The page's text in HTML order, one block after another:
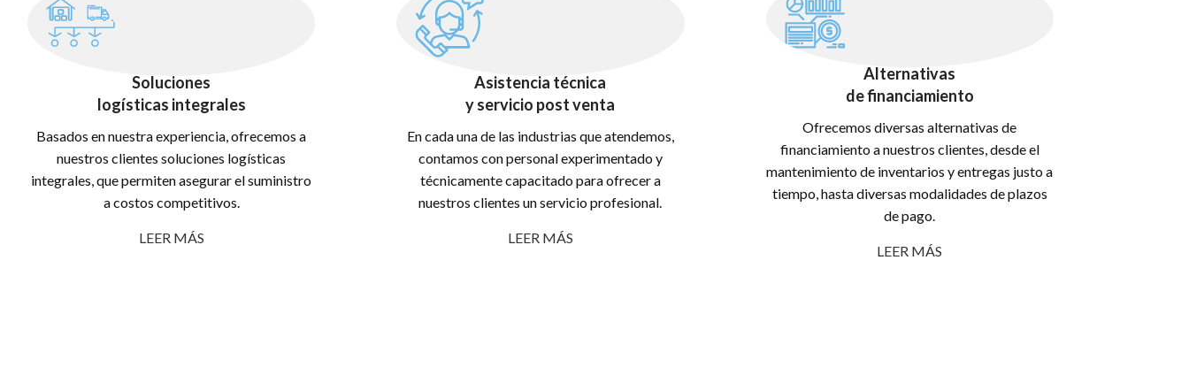
Soluciones
logísticas integrales
Basados en nuestra experiencia, ofrecemos a
nuestros clientes soluciones logísticas
integrales, que permiten asegurar el suministro
a costos competitivos.
LEER MÁS
Asistencia técnica
y servicio post venta
En cada una de las industrias que atendemos,
contamos con personal experimentado y
técnicamente capacitado para ofrecer a
nuestros clientes un servicio profesional.
LEER MÁS
Alternativas
de financiamiento
Ofrecemos diversas alternativas de
financiamiento a nuestros clientes, desde el
mantenimiento de inventarios y entregas justo a
tiempo, hasta diversas modalidades de plazos
de pago.
LEER MÁS